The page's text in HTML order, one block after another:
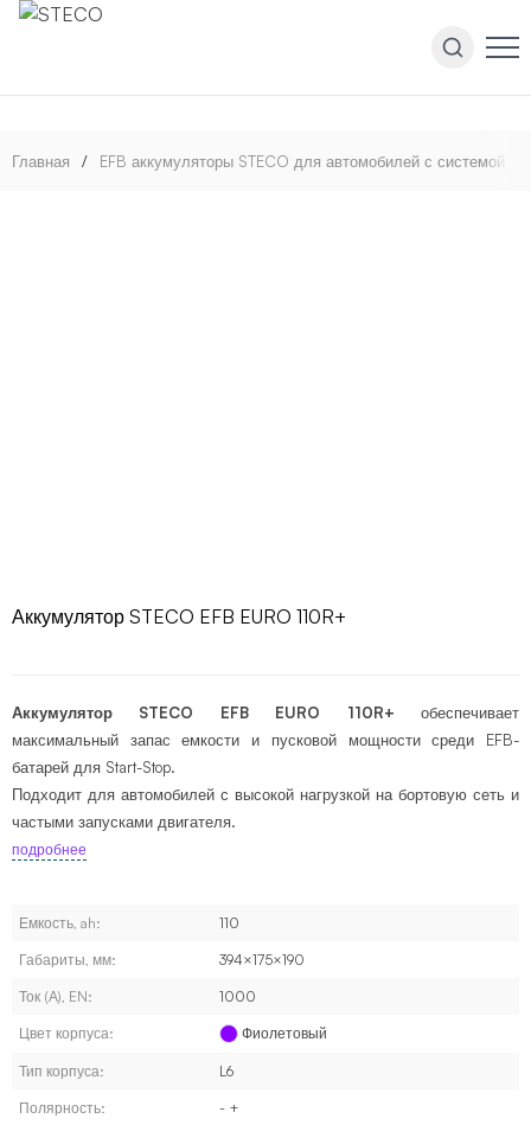
Главная / EFB аккумуляторы STECO для автомобилей с системой
Аккумулятор STECO EFB EURO 110R+
Аккумулятор STECO EFB EURO 110R+ обеспечивает
максимальный запас емкости и пусковой мощности среди EFB-
батарей для Start-Stop.
Подходит для автомобилей с высокой нагрузкой на бортовую сеть и
частыми запусками двигателя.
подробнее
Емкость, ah: 110
Габариты, мм: 394×175×190
Ток (А), EN: 1000
Цвет корпуса: Фиолетовый
Тип корпуса: L6
Полярность: - +